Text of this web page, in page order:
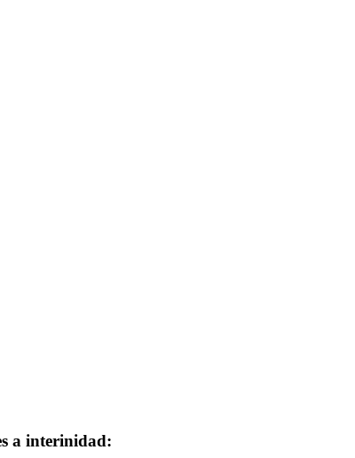
a interinidad: